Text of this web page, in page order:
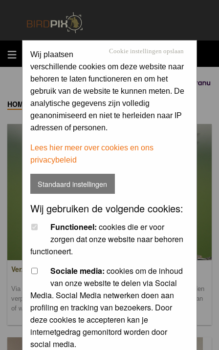
MENU
Sponsored by
Cookie instellingen opslaan
Wij plaatsen
verschillende cookies om deze website naar
behoren te laten functioneren en om het
gebruik van de website te kunnen meten. De
analytische gegevens zijn volledig
geanonimiseerd en niet te herleiden naar IP
adressen of personen.
Lees hier meer over cookies en ons
privacybeleid
Standaard instellingen
Wij gebruiken de volgende cookies:
Functioneel: cookies die er voor
zorgen dat onze website naar behoren
functioneert.
Sociale media: cookies om de inhoud
van onze website te delen via Social
Media. Social Media netwerken doen aan
profiling en tracking van bezoekers. Door
deze cookies te accepteren kan je
internetgedrag gemonitord worden door
social media.
HOME ->ALBUM
Verzamel- en uploadalbum
Via dit album kun je foto's uploaden. Onderscheidende foto's worden
verplaatst naar de database-albums. Andere foto's blijven hier staan
of worden verplaatst naar het verbeteralbum.